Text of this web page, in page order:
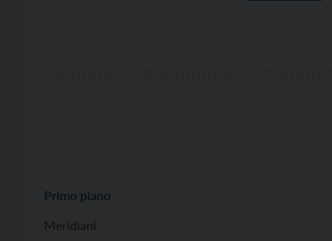
Primo piano
Meridiani